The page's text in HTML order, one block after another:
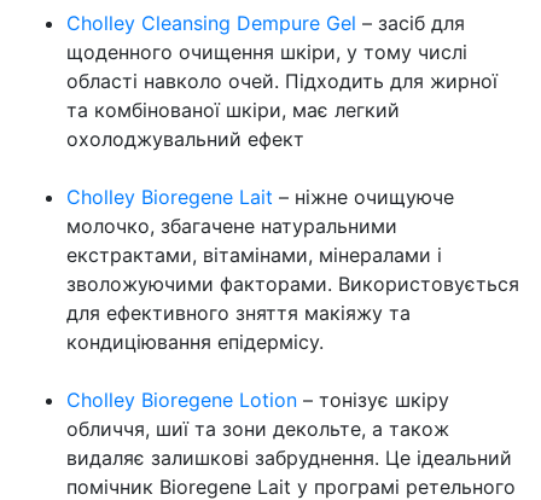
Cholley Cleansing Dempure Gel – засіб для
щоденного очищення шкіри, у тому числі
області навколо очей. Підходить для жирної
та комбінованої шкіри, має легкий
охолоджувальний ефект
Cholley Bioregene Lait – ніжне очищуюче
молочко, збагачене натуральними
екстрактами, вітамінами, мінералами і
зволожуючими факторами. Використовується
для ефективного зняття макіяжу та
кондиціювання епідермісу.
Cholley Bioregene Lotion – тонізує шкіру
обличчя, шиї та зони декольте, а також
видаляє залишкові забруднення. Це ідеальний
помічник Bioregene Lait у програмі ретельного